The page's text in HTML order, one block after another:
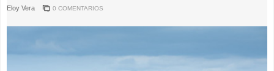
Eloy Vera 0 COMENTARIOS